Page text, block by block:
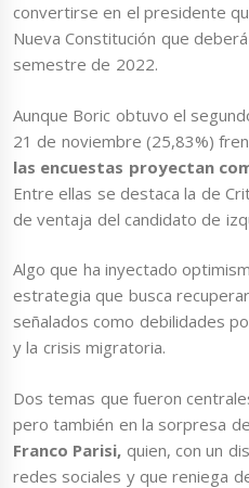
convertirse en el presidente
Nueva Constitución que
semestre de 2022.
Aunque Boric obtuvo el
21 de noviembre (25,83%)
las encuestas proyectan
Entre ellas se destaca la de
de ventaja del candidato de
Algo que ha inyectado
estrategia que busca
señalados como debilidades
y la crisis migratoria.
Dos temas que fueron
pero también en la sorpresa
Franco Parisi, quien, con un
redes sociales y que reniega